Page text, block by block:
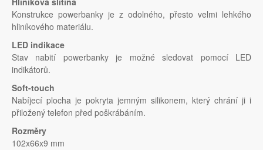
Konstrukce powerbanky je z odolného, přesto velmi lehkého
hliníkového materiálu.
LED indikace
Stav nabití powerbanky je možné sledovat pomocí LED
indikátorů.
Soft-touch
Nabíjecí plocha je pokryta jemným silikonem, který chrání ji i
přiložený telefon před poškrábáním.
Rozměry
102x66x9 mm